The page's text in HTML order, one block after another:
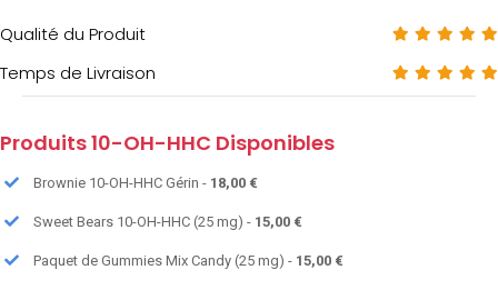
Qualité du Produit
Temps de Livraison
Produits 10-OH-HHC Disponibles
Brownie 10-OH-HHC Gérin - 18,00 €
Sweet Bears 10-OH-HHC (25 mg) - 15,00 €
Paquet de Gummies Mix Candy (25 mg) - 15,00 €